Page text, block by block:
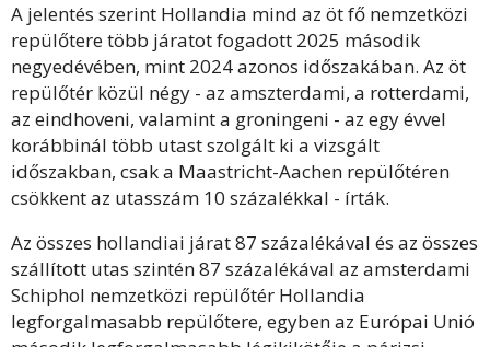
A jelentés szerint Hollandia mind az öt fő nemzetközi
repülőtere több járatot fogadott 2025 második
negyedévében, mint 2024 azonos időszakában. Az öt
repülőtér közül négy - az amszterdami, a rotterdami,
az eindhoveni, valamint a groningeni - az egy évvel
korábbinál több utast szolgált ki a vizsgált
időszakban, csak a Maastricht-Aachen repülőtéren
csökkent az utasszám 10 százalékkal - írták.
Az összes hollandiai járat 87 százalékával és az összes
szállított utas szintén 87 százalékával az amsterdami
Schiphol nemzetközi repülőtér Hollandia
legforgalmasabb repülőtere, egyben az Európai Unió